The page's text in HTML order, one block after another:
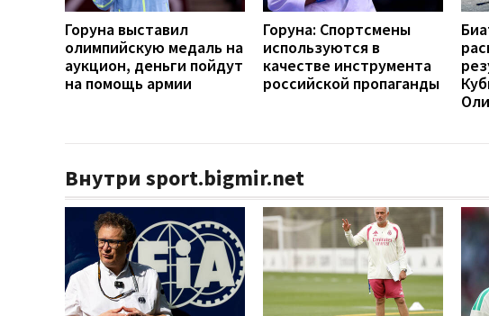
Горуна выставил
олимпийскую медаль на
аукцион, деньги пойдут
на помощь армии
Горуна: Спортсмены
используются в
качестве инструмента
российской пропаганды
Внутри sport.bigmir.net